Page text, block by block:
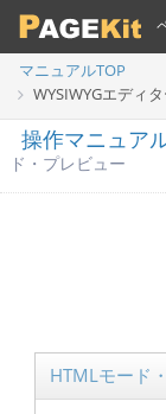
マニュアルTOP
WYSIWYGエディ
操作マニュア
ド・プレビュー
HTMLモード